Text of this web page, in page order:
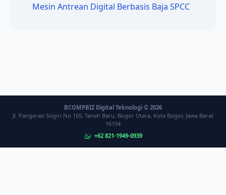
Mesin Antrean Digital Berbasis Baja SPCC
BCOMPBIZ Digital Teknologi © 2026
Jl. Pangeran Sogiri No.165, Tanah Baru, Bogor Utara, Kota Bogor, Jawa Barat
16154
+62 821-1949-0939